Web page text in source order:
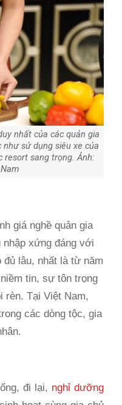
nhất của các quản gia
sử dụng siêu xe của
resort sang trọng. Ảnh:
giá nghề quản gia
nhập xứng đáng với
đủ lâu, nhất là từ năm
tin, sự tôn trọng
rèn. Tại Việt Nam,
các dòng tộc, gia
đi lại, nghỉ dưỡng